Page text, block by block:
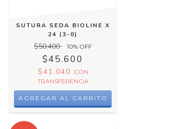
SUTURA SEDA BIOLINE X
24 (3-0)
$50.400 10% OFF
$45.600
$41.040 CON
TRANSFERENCIA